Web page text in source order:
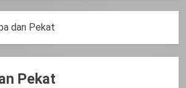
dan Pekat
Pekat